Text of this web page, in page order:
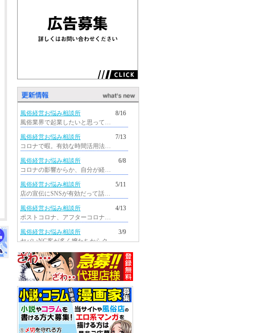
8/16
風俗経営お悩み相談所
風俗業界で起業したいと思っています...
7/13
風俗経営お悩み相談所
コロナで暇。有効な時間活用法を教えてほ...
6/8
風俗経営お悩み相談所
コロナの影響からか、自分が経営している...
5/11
風俗経営お悩み相談所
店の宣伝にSNSが有効だって話をよく聞く...
4/13
風俗経営お悩み相談所
ポストコロナ、アフターコロナに当たり...
3/9
風俗経営お悩み相談所
ヤバいNG客が多く嬢たちからクレームが...
2/9
風俗経営お悩み相談所
コロナの影響で、自分が経営している...
1/12
風俗経営お悩み相談所
ここ数年、メンズエステ店が増えて...
12/9
風俗経営お悩み相談所
コロナで、経営を続ける気が失せて...
11/10
風俗経営お悩み相談所